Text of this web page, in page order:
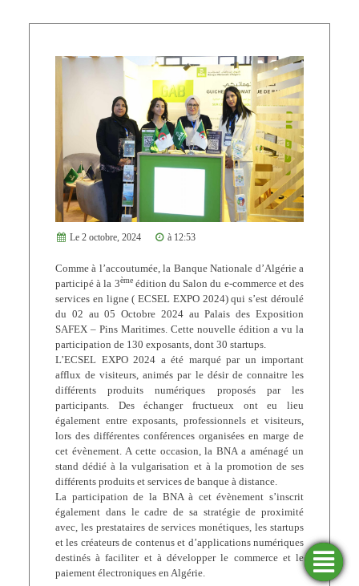
Le 2 octobre, 2024 à 12:53
Comme à l’accoutumée, la Banque Nationale d’Algérie a
participé à la 3èmeédition du Salon du e-commerce et des
services en ligne ( ECSEL EXPO 2024) qui s’est déroulé
du 02 au 05 Octobre 2024 au Palais des Exposition
SAFEX – Pins Maritimes. Cette nouvelle édition a vu la
participation de 130 exposants, dont 30 startups.
L’ECSEL EXPO 2024 a été marqué par un important
afflux de visiteurs, animés par le désir de connaitre les
différents produits numériques proposés par les
participants. Des échanger fructueux ont eu lieu
également entre exposants, professionnels et visiteurs,
lors des différentes conférences organisées en marge de
cet évènement. A cette occasion, la BNA a aménagé un
stand dédié à la vulgarisation et à la promotion de ses
différents produits et services de banque à distance.
La participation de la BNA à cet évènement s’inscrit
également dans le cadre de sa stratégie de proximité
avec, les prestataires de services monétiques, les startups
et les créateurs de contenus et d’applications numériques
destinés à faciliter et à développer le commerce et le
paiement électroniques en Algérie.
Trouver
une
agence
Demander
un
financement
Simulateurs
Ouvrir
un
compte